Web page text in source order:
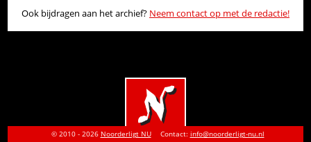
Ook bijdragen aan het archief? Neem contact op met de redactie!
© 2010 - 2026 Noorderligt NU Contact: info@noorderligt-nu.nl